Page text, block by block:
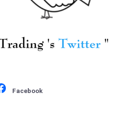
[ELECTROLA] A.フィッ
シャー(pf)/ モーツァル
Facebook